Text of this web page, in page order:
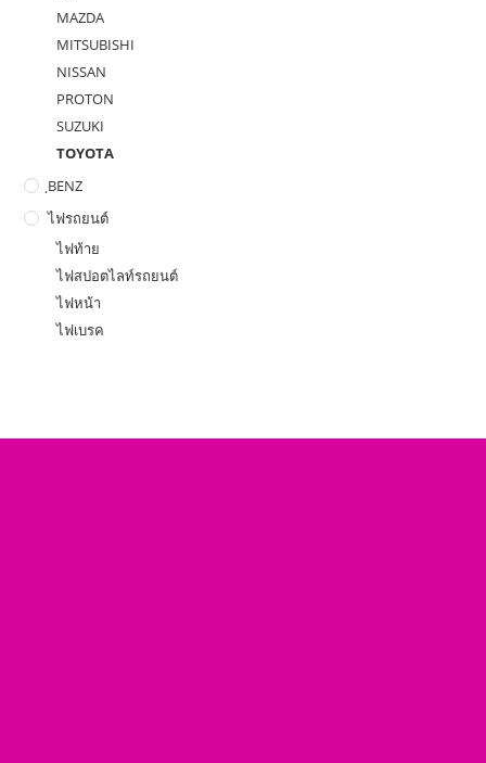
MAZDA
MITSUBISHI
NISSAN
PROTON
SUZUKI
TOYOTA
ฺBENZ
ไฟรถยนต์
ไฟท้าย
ไฟสปอตไลท์รถยนต์
ไฟหน้า
ไฟเบรค